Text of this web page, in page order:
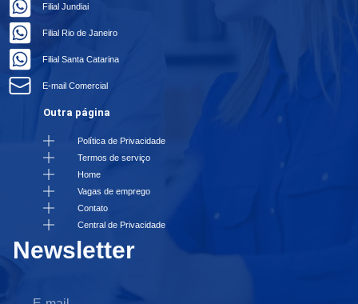
Filial Jundiai
Filial Rio de Janeiro
Filial Santa Catarina
E-mail Comercial
Outra página
Política de Privacidade
Termos de serviço
Home
Vagas de emprego
Contato
Central de Privacidade
Newsletter